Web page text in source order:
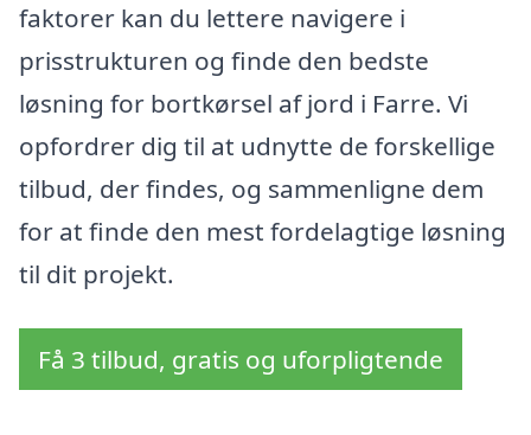
faktorer kan du lettere navigere i
prisstrukturen og finde den bedste
løsning for bortkørsel af jord i Farre. Vi
opfordrer dig til at udnytte de forskellige
tilbud, der findes, og sammenligne dem
for at finde den mest fordelagtige løsning
til dit projekt.
Få 3 tilbud, gratis og uforpligtende